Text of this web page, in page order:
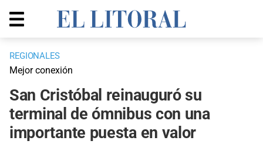
REGIONALES
Mejor conexión
San Cristóbal reinauguró su
terminal de ómnibus con una
importante puesta en valor